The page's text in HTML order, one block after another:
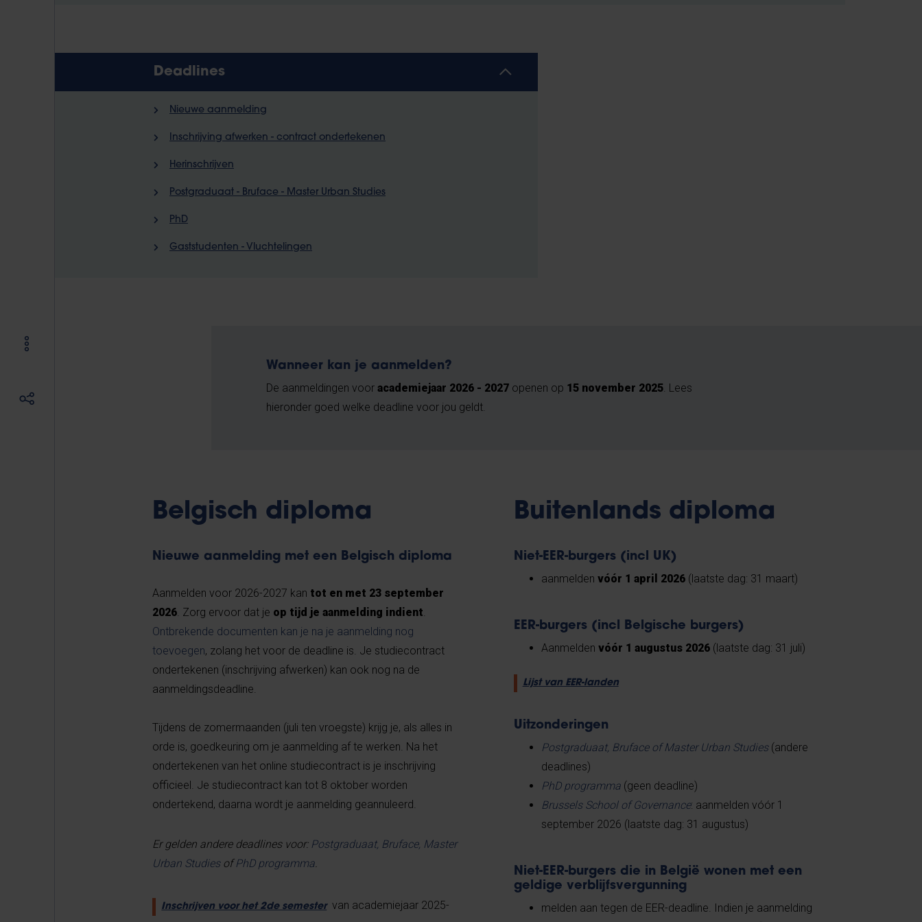
Deadlines
Nieuwe aanmelding
Inschrijving afwerken - contract ondertekenen
Herinschrijven
Postgraduaat - Bruface - Master Urban Studies
PhD
Gaststudenten - Vluchtelingen
Wanneer kan je aanmelden?
De aanmeldingen voor academiejaar 2026 - 2027 openen op 15 november 2025. Lees
hieronder goed welke deadline voor jou geldt.
Belgisch diploma
Nieuwe aanmelding met een Belgisch diploma
Aanmelden voor 2026-2027 kan tot en met 23 september
2026. Zorg ervoor dat je op tijd je aanmelding indient.
Ontbrekende documenten kan je na je aanmelding nog
toevoegen, zolang het voor de deadline is. Je studiecontract
ondertekenen (inschrijving afwerken) kan ook nog na de
aanmeldingsdeadline.
Tijdens de zomermaanden (juli ten vroegste) krijg je, als alles in
orde is, goedkeuring om je aanmelding af te werken. Na het
ondertekenen van het online studiecontract is je inschrijving
officieel. Je studiecontract kan tot 8 oktober worden
ondertekend, daarna wordt je aanmelding geannuleerd.
Er gelden andere deadlines voor: Postgraduaat, Bruface, Master
Urban StudiesofPhD programma.
Inschrijven voor het 2de semester van academiejaar 2025-
Buitenlands diploma
Niet-EER-burgers(incl UK)
aanmelden vóór 1 april 2026(laatste dag: 31 maart)
EER-burgers(incl Belgische burgers)
Aanmelden vóór 1 augustus 2026(laatste dag: 31 juli)
Lijst van EER-landen
Uitzonderingen
Postgraduaat, Bruface of Master Urban Studies(andere
deadlines)
PhD programma(geen deadline)
Brussels School of Governance: aanmelden vóór 1
september 2026 (laatste dag: 31 augustus)
Niet-EER-burgers die in België wonen met een
geldige verblijfsvergunning
melden aan tegen de EER-deadline. Indien je aanmelding